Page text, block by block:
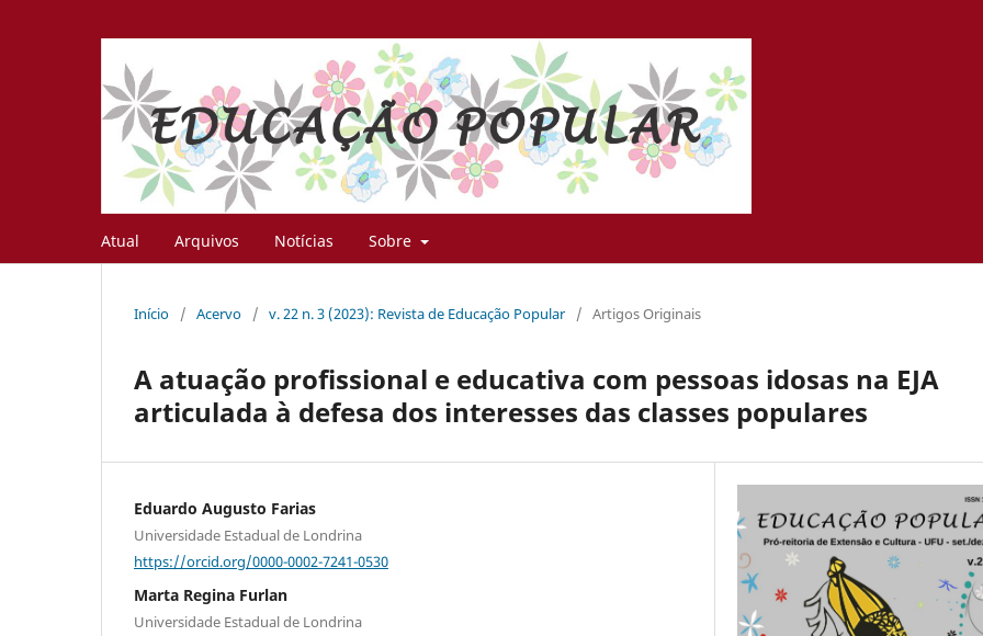
Atual Arquivos Notícias Sobre
Início / Acervo / v. 22 n. 3 (2023): Revista de Educação Popular / Artigos Originais
A atuação profissional e educativa com pessoas idosas na EJA
articulada à defesa dos interesses das classes populares
Eduardo Augusto Farias
Universidade Estadual de Londrina
https://orcid.org/0000-0002-7241-0530
Marta Regina Furlan
Universidade Estadual de Londrina